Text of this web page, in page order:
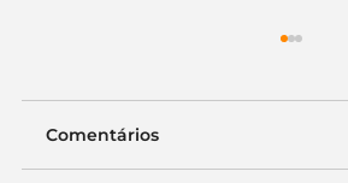
Comentários